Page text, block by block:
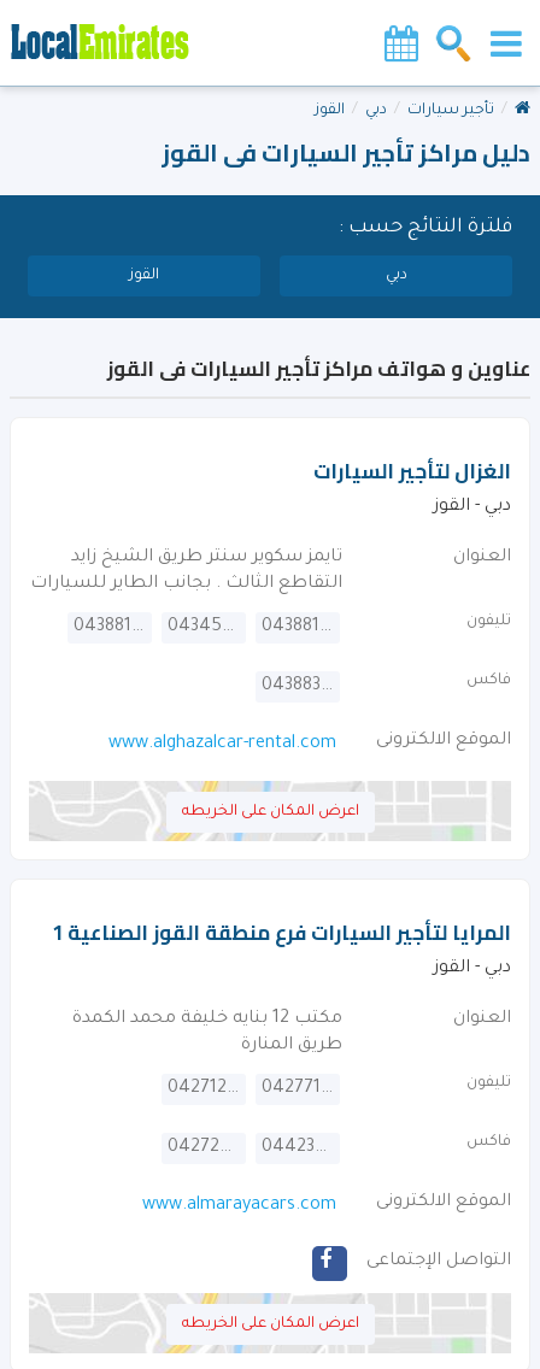
تأجير سيارات دبي القوز
دليل مراكز تأجير السيارات فى القوز
فلترة النتائج حسب :
دبي القوز
عناوين و هواتف مراكز تأجير السيارات فى القوز
الغزال لتأجير السيارات
دبي - القوز
العنوان
تايمز سكوير سنتر طريق الشيخ زايد
التقاطع الثالث . بجانب الطاير للسيارات
تليفون 043881160
043455566
043881150
فاكس 043883995
الموقع الالكترونى www.alghazalcar-rental.com
اعرض المكان على الخريطه
المرايا لتأجير السيارات فرع منطقة القوز الصناعية 1
دبي - القوز
العنوان
مكتب 12 بنايه خليفة محمد الكمدة
طريق المنارة
تليفون 042771716
042712566
فاكس 044232621
042724755
الموقع الالكترونى www.almarayacars.com
التواصل الإجتماعى
اعرض المكان على الخريطه